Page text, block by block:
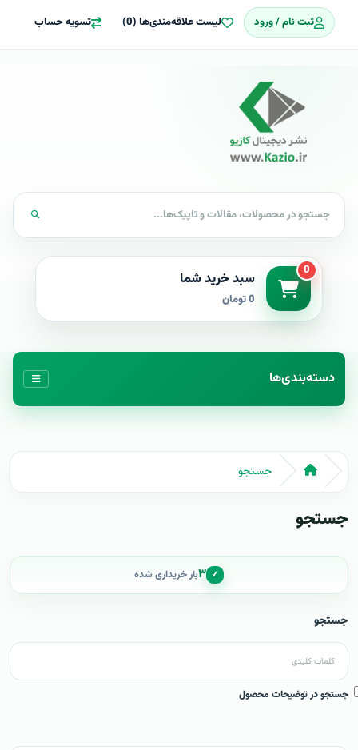
ثبت نام / ورود لیست علاقه‌مندی‌ها (0) تسویه حساب
0 سبد خرید شما
0 تومان
دسته‌بندی‌ها
جستجو
جستجو
✓ ۳بار خریداری شده
جستجو
جستجو در توضیحات محصول